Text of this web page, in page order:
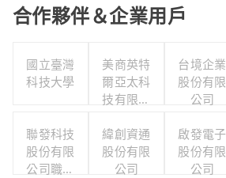
合作夥伴＆企業用戶
國立臺灣
科技大學
美商英特
爾亞太科
技有限公
台境企業
股份有限
公司
聯發科技
股份有限
公司職工
緯創資通
股份有限
公司
啟發電子
股份有限
公司